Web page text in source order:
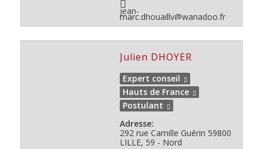
jean-
marc.dhouailly@wanadoo.fr
Julien DHOYER
Expert conseil
Hauts de France
Postulant
Adresse:
292 rue Camille Guérin 59800
LILLE, 59 - Nord